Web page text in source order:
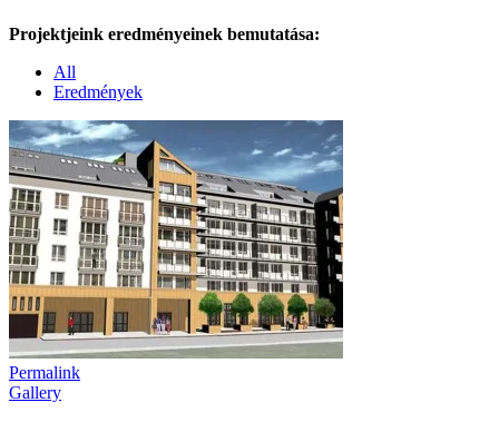
Projektjeink eredményeinek bemutatása:
All
Eredmények
Permalink
Gallery